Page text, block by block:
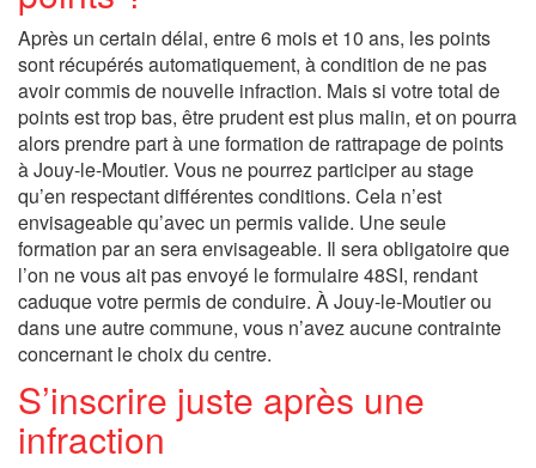
Après un certain délai, entre 6 mois et 10 ans, les points
sont récupérés automatiquement, à condition de ne pas
avoir commis de nouvelle infraction. Mais si votre total de
points est trop bas, être prudent est plus malin, et on pourra
alors prendre part à une formation de rattrapage de points
à Jouy-le-Moutier. Vous ne pourrez participer au stage
qu’en respectant différentes conditions. Cela n’est
envisageable qu’avec un permis valide. Une seule
formation par an sera envisageable. Il sera obligatoire que
l’on ne vous ait pas envoyé le formulaire 48SI, rendant
caduque votre permis de conduire. À Jouy-le-Moutier ou
dans une autre commune, vous n’avez aucune contrainte
concernant le choix du centre.
S’inscrire juste après une
infraction